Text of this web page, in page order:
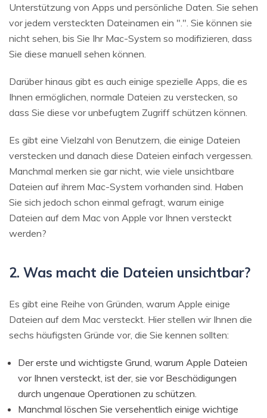
Unterstützung von Apps und persönliche Daten. Sie sehen
vor jedem versteckten Dateinamen ein ".". Sie können sie
nicht sehen, bis Sie Ihr Mac-System so modifizieren, dass
Sie diese manuell sehen können.
Darüber hinaus gibt es auch einige spezielle Apps, die es
Ihnen ermöglichen, normale Dateien zu verstecken, so
dass Sie diese vor unbefugtem Zugriff schützen können.
Es gibt eine Vielzahl von Benutzern, die einige Dateien
verstecken und danach diese Dateien einfach vergessen.
Manchmal merken sie gar nicht, wie viele unsichtbare
Dateien auf ihrem Mac-System vorhanden sind. Haben
Sie sich jedoch schon einmal gefragt, warum einige
Dateien auf dem Mac von Apple vor Ihnen versteckt
werden?
2. Was macht die Dateien unsichtbar?
Es gibt eine Reihe von Gründen, warum Apple einige
Dateien auf dem Mac versteckt. Hier stellen wir Ihnen die
sechs häufigsten Gründe vor, die Sie kennen sollten:
Der erste und wichtigste Grund, warum Apple Dateien
vor Ihnen versteckt, ist der, sie vor Beschädigungen
durch ungenaue Operationen zu schützen.
Manchmal löschen Sie versehentlich einige wichtige